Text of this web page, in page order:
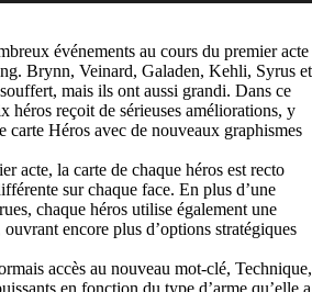
événements au cours du premier acte
Brynn, Veinard, Galaden, Kehli, Syrus et
mais ils ont aussi grandi. Dans ce
héros reçoit de sérieuses améliorations, y
carte Héros avec de nouveaux graphismes
acte, la carte de chaque héros est recto
sur chaque face. En plus d’une
chaque héros utilise également une
encore plus d’options stratégiques
accès au nouveau mot-clé, Technique,
en fonction du type d’arme qu’elle a